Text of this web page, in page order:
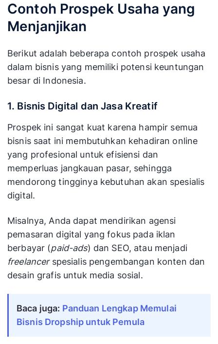
Contoh Prospek Usaha yang
Menjanjikan
Berikut adalah beberapa contoh prospek usaha
dalam bisnis yang memiliki potensi keuntungan
besar di Indonesia.
1. Bisnis Digital dan Jasa Kreatif
Prospek ini sangat kuat karena hampir semua
bisnis saat ini membutuhkan kehadiran online
yang profesional untuk efisiensi dan
memperluas jangkauan pasar, sehingga
mendorong tingginya kebutuhan akan spesialis
digital.
Misalnya, Anda dapat mendirikan agensi
pemasaran digital yang fokus pada iklan
berbayar (paid-ads) dan SEO, atau menjadi
freelancerspesialis pengembangan konten dan
desain grafis untuk media sosial.
Baca juga: Panduan Lengkap Memulai
Bisnis Dropship untuk Pemula